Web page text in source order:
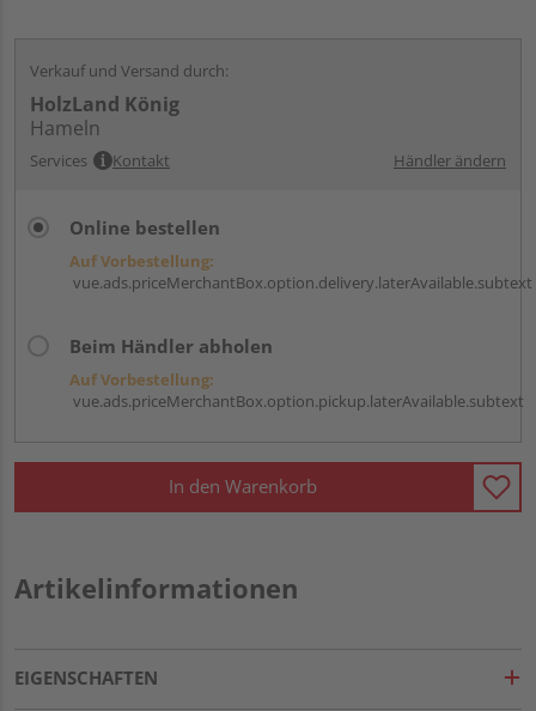
Verkauf und Versand durch:
HolzLand König
Hameln
Services Kontakt Händler ändern
Online bestellen
Auf Vorbestellung:
vue.ads.priceMerchantBox.option.delivery.laterAvailable.subtext
Beim Händler abholen
Auf Vorbestellung:
vue.ads.priceMerchantBox.option.pickup.laterAvailable.subtext
In den Warenkorb
Artikelinformationen
EIGENSCHAFTEN